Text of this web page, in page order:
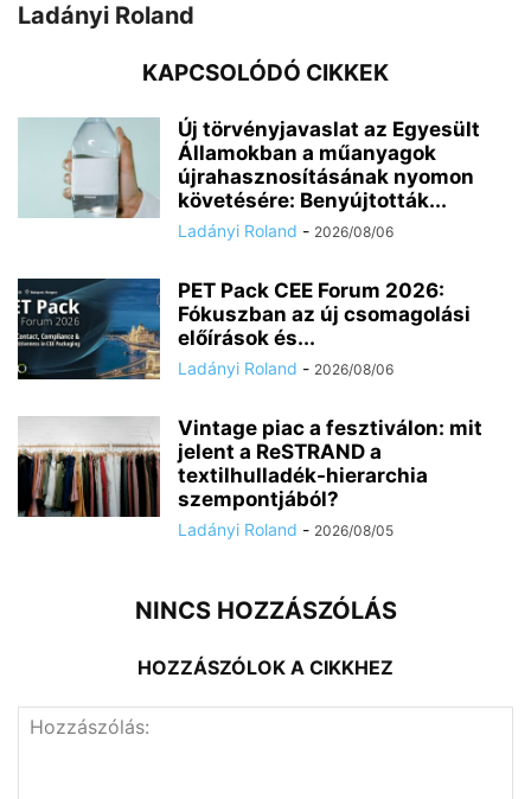
Ladányi Roland
KAPCSOLÓDÓ CIKKEK
Új törvényjavaslat az Egyesült
Államokban a műanyagok
újrahasznosításának nyomon
követésére: Benyújtották...
Ladányi Roland - 2026/08/06
PET Pack CEE Forum 2026:
Fókuszban az új csomagolási
előírások és...
Ladányi Roland - 2026/08/06
Vintage piac a fesztiválon: mit
jelent a ReSTRAND a
textilhulladék-hierarchia
szempontjából?
Ladányi Roland - 2026/08/05
NINCS HOZZÁSZÓLÁS
HOZZÁSZÓLOK A CIKKHEZ